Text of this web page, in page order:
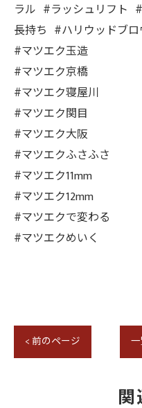
ラル #ラッシュリフト
長持ち #ハリウッドブロ
#マツエク玉造
#マツエク京橋
#マツエク寝屋川
#マツエク関目
#マツエク大阪
#マツエクふさふさ
#マツエク11mm
#マツエク12mm
#マツエクで変わる
#マツエクめいく
< 前のページ